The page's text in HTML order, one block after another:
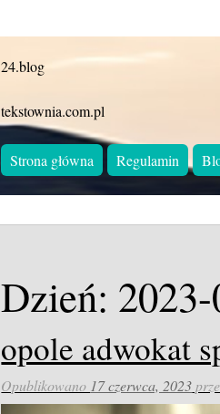
24.blog
tekstownia.com.pl
Strona główna Regulamin
Dzień:
opole adwokat
Opublikowano 17 czerwca, 2023